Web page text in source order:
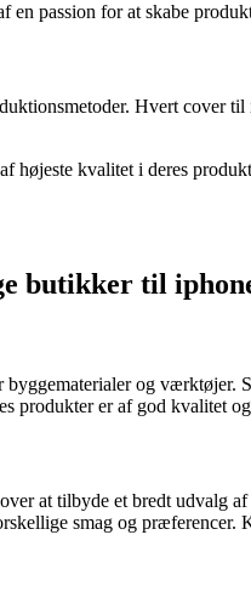
passion for at skabe
Hvert cover
højeste kvalitet i deres
butikker til
og værktøjer.
produkter er af god kvalitet
at tilbyde et bredt udvalg
smag og